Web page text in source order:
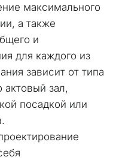
максимального
а также
и
для каждого из
зависит от типа
актовый зал,
посадкой или